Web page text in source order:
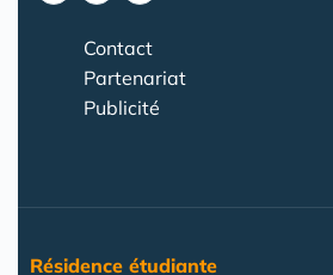
Contact
Partenariat
Publicité
Résidence étudiante